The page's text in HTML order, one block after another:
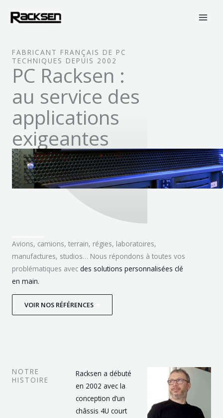
FABRICANT FRANÇAIS DE PC
TECHNIQUES DEPUIS 2002
PC Racksen :
au service des
applications
exigeantes
Avions, camions, terrain, régies, laboratoires,
manufactures, studios… Nous répondons à toutes vos
problématiques avec des solutions personnalisées clé
en main.
VOIR NOS RÉFÉRENCES
NOTRE
HISTOIRE
Racksen a débuté
en 2002 avec la
conception d’un
châssis 4U court